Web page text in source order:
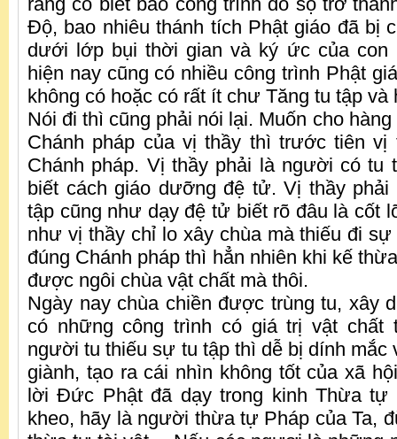
Độ, bao nhiêu thánh tích Phật giáo đã bị
dưới lớp bụi thời gian và ký ức của con
hiện nay cũng có nhiều công trình Phật
không có hoặc có rất ít chư Tăng tu tập và
Nói đi thì cũng phải nói lại. Muốn cho
Chánh pháp của vị thầy thì trước tiên vị
Chánh pháp. Vị thầy phải là người có tu
biết cách giáo dưỡng đệ tử. Vị thầy
tập cũng như dạy đệ tử biết rõ đâu là cốt
như vị thầy chỉ lo xây chùa mà thiếu đi
đúng Chánh pháp thì hẳn nhiên khi kế
được ngôi chùa vật chất mà thôi.
Ngày nay chùa chiền được trùng tu, xây
có những công trình có giá trị vật chất
người tu thiếu sự tu tập thì dễ bị dính mắc
giành, tạo ra cái nhìn không tốt của xã
lời Đức Phật đã dạy trong kinh Thừa tự
kheo, hãy là người thừa tự Pháp của Ta,